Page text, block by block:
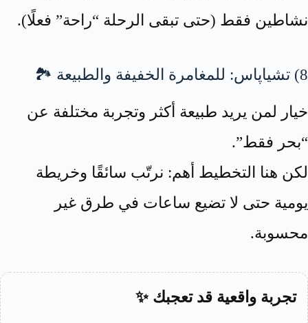
نشاطين فقط (حتى تبقى الرحلة “راحة” فعلًا).
8) تشياپاس: للمغامرة الخفيفة والطبيعة 🏞️
خيار لمن يريد طبيعة أكثر وتجربة مختلفة عن
“بحر فقط”.
لكن هنا التخطيط أهم: نرتّب سائقًا وخريطة
يومية حتى لا تضيع ساعات في طرق غير
محسوبة.
تجربة واقعية قد تعجبك ✨